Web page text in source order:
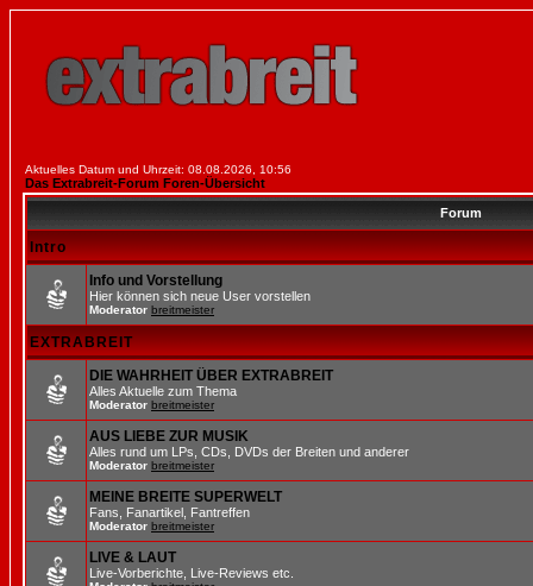
Aktuelles Datum und Uhrzeit: 08.08.2026, 10:56
Das Extrabreit-Forum Foren-Übersicht
Forum
Intro
Info und Vorstellung
Hier können sich neue User vorstellen
Moderator breitmeister
EXTRABREIT
DIE WAHRHEIT ÜBER EXTRABREIT
Alles Aktuelle zum Thema
Moderator breitmeister
AUS LIEBE ZUR MUSIK
Alles rund um LPs, CDs, DVDs der Breiten und anderer
Moderator breitmeister
MEINE BREITE SUPERWELT
Fans, Fanartikel, Fantreffen
Moderator breitmeister
LIVE & LAUT
Live-Vorberichte, Live-Reviews etc.